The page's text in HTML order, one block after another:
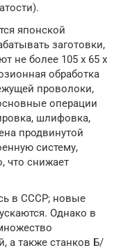
японской
заготовки,
не более 105 x 65 x
обработка
проволоки,
операции
шлифовка,
продвинутой
систему,
что снижает
в СССР; новые
Однако в
а также станков Б/